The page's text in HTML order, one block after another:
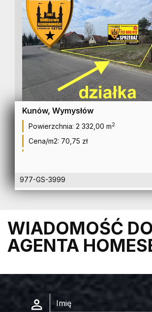
Kunów, Wymysłów
Powierzchnia: 2 332,00 m2
Cena/m2: 70,75 zł
977-GS-3999
WIADOMOŚĆ DO
AGENTA